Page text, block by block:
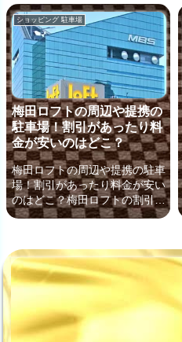
「ロフト名古屋」がある「ナデ
ィアパーク」は、最寄りの「矢
場町駅」や「栄駅」から少し距
離があるため、お子様連れの場
合などには 車で行く方が便利
な場所です。そこで気になるの
が、ロフト名古屋周辺の駐車場
のことではないでしょうか？名
古屋へのお出かけには車移動が
便利ですが、ロフト名古屋に行
くなら知っておきたい周辺の駐
車場をこれより確認していきま
しょう！ロフト名古屋の提携駐
車場がお得！ロフト名...
ショッピング 駐車場
梅田ロフトの周辺や提携の
駐車場！割引があったり料
金が安いのはどこ？
梅田ロフトの周辺や提携の駐車
場！割引があったり料金が安い
のはどこ？梅田ロフトの割引の
ある｢提携 駐車場｣！混雑時の
割引や高さ制限･収容台数は？
梅田ロフトの周辺には、次の提
携駐車場があります。THE
PARKing 梅田ロフト三田モー
タープール 【梅田ロフトの提
携 駐車場の料金の割引】提携